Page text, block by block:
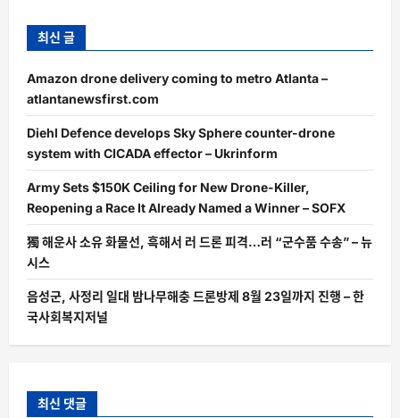
최신 글
Amazon drone delivery coming to metro Atlanta –
atlantanewsfirst.com
Diehl Defence develops Sky Sphere counter-drone
system with CICADA effector – Ukrinform
Army Sets $150K Ceiling for New Drone-Killer,
Reopening a Race It Already Named a Winner – SOFX
獨 해운사 소유 화물선, 흑해서 러 드론 피격…러 “군수품 수송” – 뉴
시스
음성군, 사정리 일대 밤나무해충 드론방제 8월 23일까지 진행 – 한
국사회복지저널
최신 댓글